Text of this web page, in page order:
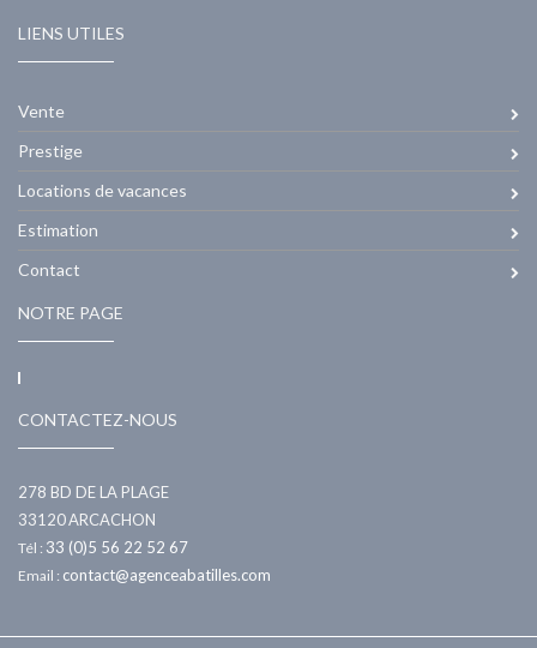
LIENS UTILES
Vente
Prestige
Locations de vacances
Estimation
Contact
NOTRE PAGE
CONTACTEZ-NOUS
278 BD DE LA PLAGE
33120ARCACHON
Tél : 33 (0)5 56 22 52 67
Email : contact@agenceabatilles.com